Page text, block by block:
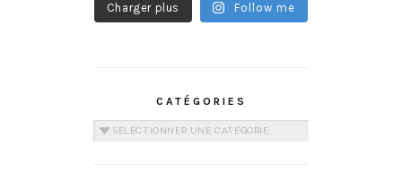
Charger plus Follow me
CATÉGORIES
Catégories